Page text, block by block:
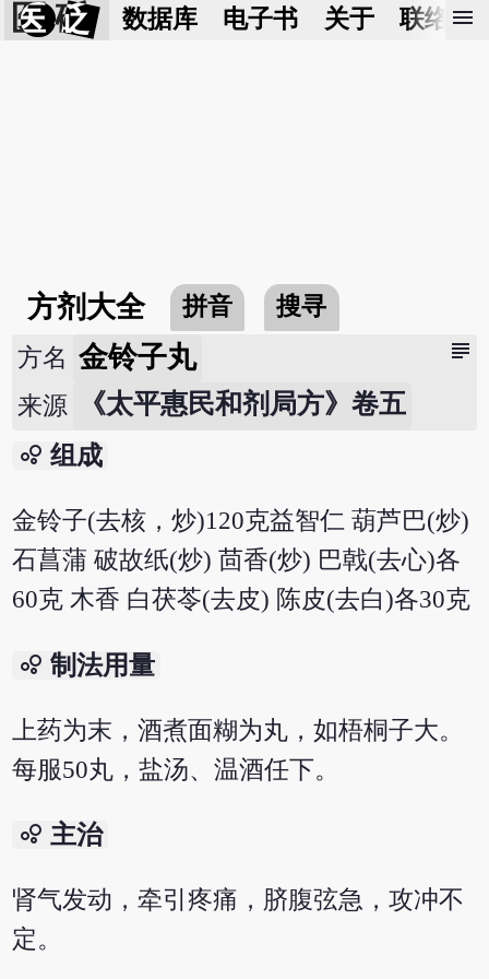
医 砭 数据库 电子书 关于 联络我
menu
方剂大全 拼音 搜寻
subject
方名 金铃子丸
来源 《太平惠民和剂局方》卷五
bubble_chart 组成
金铃子(去核，炒)120克益智仁 葫芦巴(炒)
石菖蒲 破故纸(炒) 茴香(炒) 巴戟(去心)各
60克 木香 白茯苓(去皮) 陈皮(去白)各30克
bubble_chart 制法用量
上药为末，酒煮面糊为丸，如梧桐子大。
每服50丸，盐汤、温酒任下。
bubble_chart 主治
肾气发动，牵引疼痛，脐腹弦急，攻冲不
定。